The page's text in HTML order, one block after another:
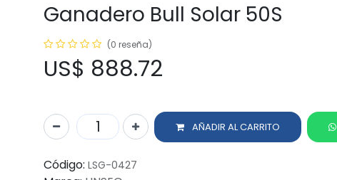
Ganadero Bull Solar 50S
(0 reseña)
US$ 888.72
AÑADIR AL CARRITO
Código: LSG-0427